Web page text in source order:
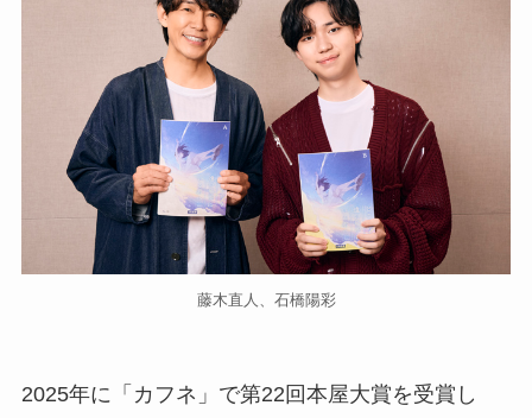
藤木直人、石橋陽彩
2025年に「カフネ」で第22回本屋大賞を受賞し